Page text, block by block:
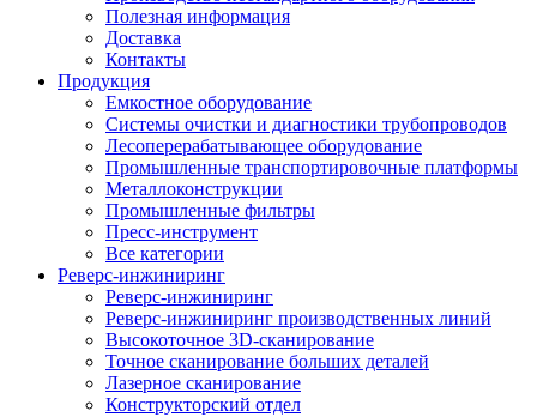
Полезная информация
Доставка
Контакты
Продукция
Емкостное оборудование
Системы очистки и диагностики трубопроводов
Лесоперерабатывающее оборудование
Промышленные транспортировочные платформы
Металлоконструкции
Промышленные фильтры
Пресс-инструмент
Все категории
Реверс-инжиниринг
Реверс-инжиниринг
Реверс-инжиниринг производственных линий
Высокоточное 3D-сканирование
Точное сканирование больших деталей
Лазерное сканирование
Конструкторский отдел